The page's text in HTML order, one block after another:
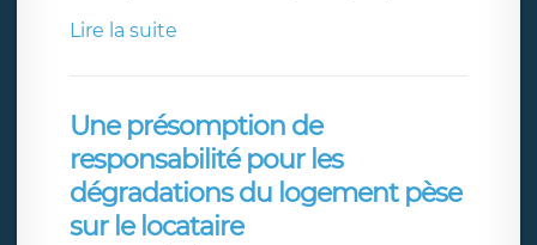
Lire la suite
Une présomption de
responsabilité pour les
dégradations du logement pèse
sur le locataire